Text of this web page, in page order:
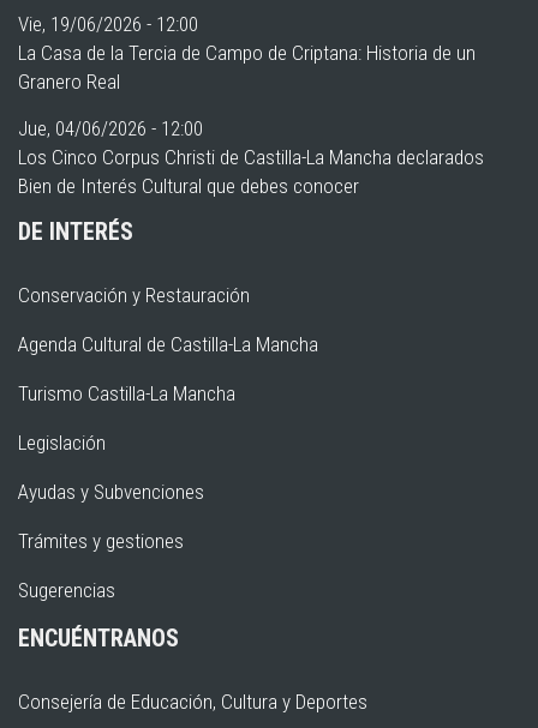
Vie, 19/06/2026 - 12:00
La Casa de la Tercia de Campo de Criptana: Historia de un
Granero Real
Jue, 04/06/2026 - 12:00
Los Cinco Corpus Christi de Castilla-La Mancha declarados
Bien de Interés Cultural que debes conocer
DE INTERÉS
Conservación y Restauración
Agenda Cultural de Castilla-La Mancha
Turismo Castilla-La Mancha
Legislación
Ayudas y Subvenciones
Trámites y gestiones
Sugerencias
ENCUÉNTRANOS
Consejería de Educación, Cultura y Deportes